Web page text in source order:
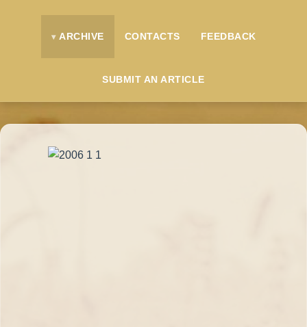
ARCHIVE CONTACTS FEEDBACK
SUBMIT AN ARTICLE